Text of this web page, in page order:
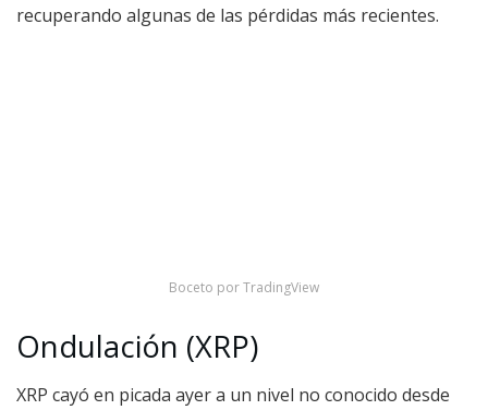
recuperando algunas de las pérdidas más recientes.
Boceto por TradingView
Ondulación (XRP)
XRP cayó en picada ayer a un nivel no conocido desde